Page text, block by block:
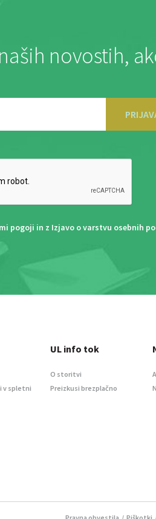
novostih,
pogoji in z Izjavo o varstvu osebnih
v spletni
UL info tok
O storitvi
Preizkusi brezplačno